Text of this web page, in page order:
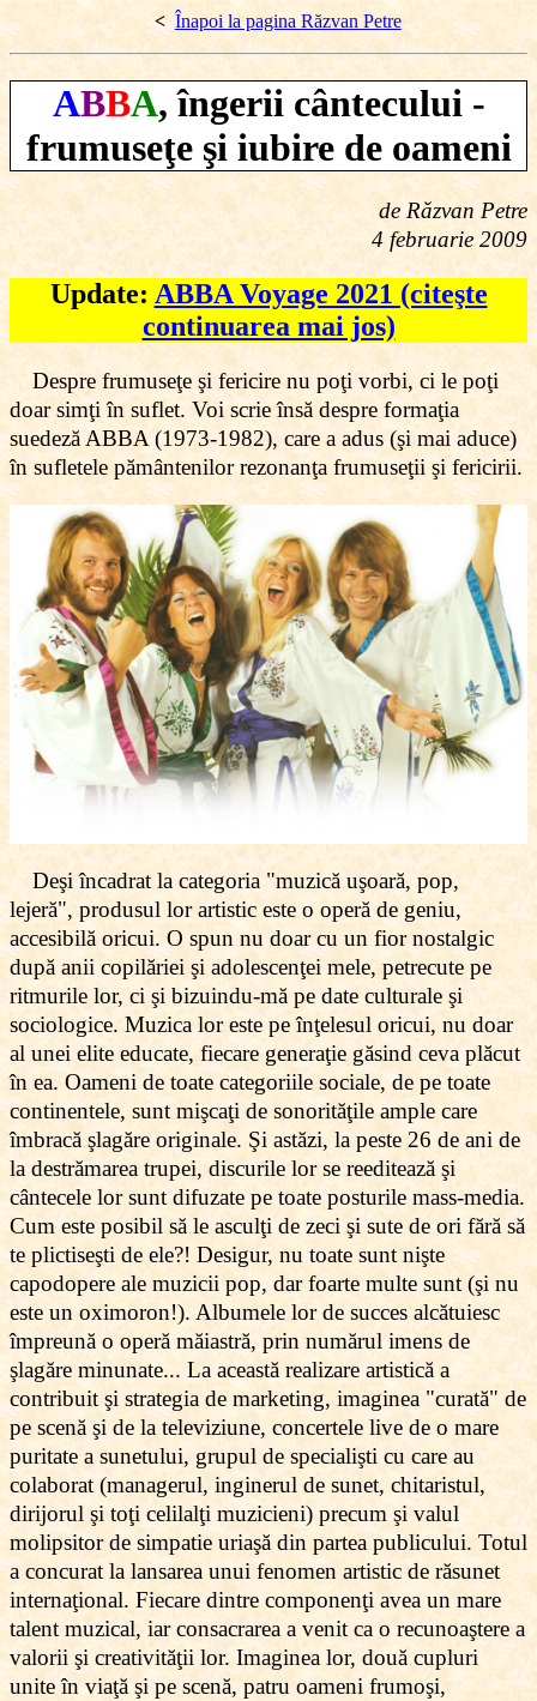
< Înapoi la pagina Răzvan Petre
ABBA, îngerii cântecului -
frumuseţe şi iubire de oameni
de Răzvan Petre
4 februarie 2009
Update: ABBA Voyage 2021 (citeşte
continuarea mai jos)
Despre frumuseţe şi fericire nu poţi vorbi, ci le poţi
doar simţi în suflet. Voi scrie însă despre formaţia
suedeză ABBA (1973-1982), care a adus (şi mai aduce)
în sufletele pământenilor rezonanţa frumuseţii şi fericirii.
Deşi încadrat la categoria "muzică uşoară, pop,
lejeră", produsul lor artistic este o operă de geniu,
accesibilă oricui. O spun nu doar cu un fior nostalgic
după anii copilăriei şi adolescenţei mele, petrecute pe
ritmurile lor, ci şi bizuindu-mă pe date culturale şi
sociologice. Muzica lor este pe înţelesul oricui, nu doar
al unei elite educate, fiecare generaţie găsind ceva plăcut
în ea. Oameni de toate categoriile sociale, de pe toate
continentele, sunt mişcaţi de sonorităţile ample care
îmbracă şlagăre originale. Şi astăzi, la peste 26 de ani de
la destrămarea trupei, discurile lor se reeditează şi
cântecele lor sunt difuzate pe toate posturile mass-media.
Cum este posibil să le asculţi de zeci şi sute de ori fără să
te plictiseşti de ele?! Desigur, nu toate sunt nişte
capodopere ale muzicii pop, dar foarte multe sunt (şi nu
este un oximoron!). Albumele lor de succes alcătuiesc
împreună o operă măiastră, prin numărul imens de
şlagăre minunate... La această realizare artistică a
contribuit şi strategia de marketing, imaginea "curată" de
pe scenă şi de la televiziune, concertele live de o mare
puritate a sunetului, grupul de specialişti cu care au
colaborat (managerul, inginerul de sunet, chitaristul,
dirijorul şi toţi celilalţi muzicieni) precum şi valul
molipsitor de simpatie uriaşă din partea publicului. Totul
a concurat la lansarea unui fenomen artistic de răsunet
internaţional. Fiecare dintre componenţi avea un mare
talent muzical, iar consacrarea a venit ca o recunoaştere a
valorii şi creativităţii lor. Imaginea lor, două cupluri
unite în viaţă şi pe scenă, patru oameni frumoşi,